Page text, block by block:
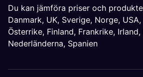
Du kan jämföra priser och
Danmark, UK, Sverige, Norge, USA,
Österrike, Finland, Frankrike, Irland,
Nederländerna, Spanien